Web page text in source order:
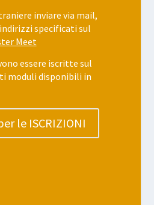
inviare via mail,
specificati sul
Meet
essere iscritte sul
moduli disponibili in
le ISCRIZIONI